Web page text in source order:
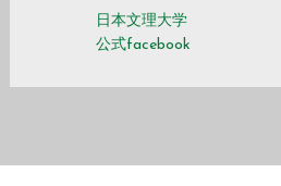
日本文理大学
公式facebook